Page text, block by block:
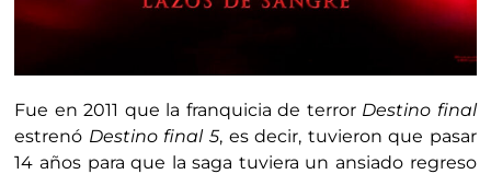
Fue en 2011 que la franquicia de terror Destino final
estrenó Destino final 5, es decir, tuvieron que pasar
14 años para que la saga tuviera un ansiado regreso